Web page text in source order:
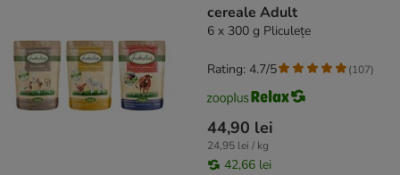
cereale Adult
6 x 300 g Pliculețe
44,90 lei
24,95 lei / kg
42,66 lei
Rating: 4.7/5 (107)